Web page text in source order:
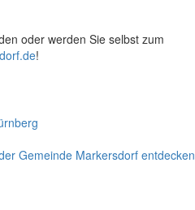
oder werden Sie selbst zum
!